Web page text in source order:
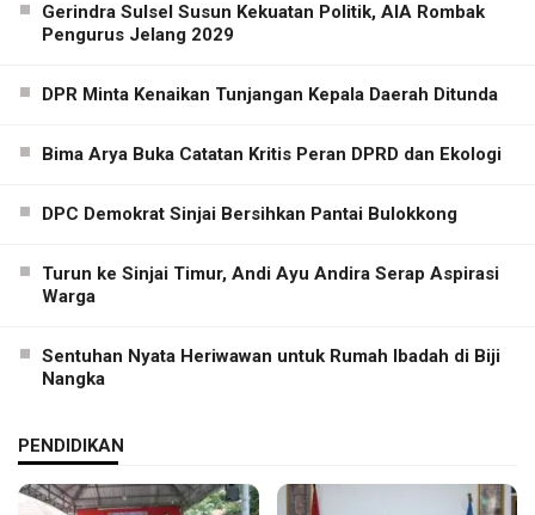
Gerindra Sulsel Susun Kekuatan Politik, AIA Rombak
Pengurus Jelang 2029
DPR Minta Kenaikan Tunjangan Kepala Daerah Ditunda
Bima Arya Buka Catatan Kritis Peran DPRD dan Ekologi
DPC Demokrat Sinjai Bersihkan Pantai Bulokkong
Turun ke Sinjai Timur, Andi Ayu Andira Serap Aspirasi
Warga
Sentuhan Nyata Heriwawan untuk Rumah Ibadah di Biji
Nangka
PENDIDIKAN